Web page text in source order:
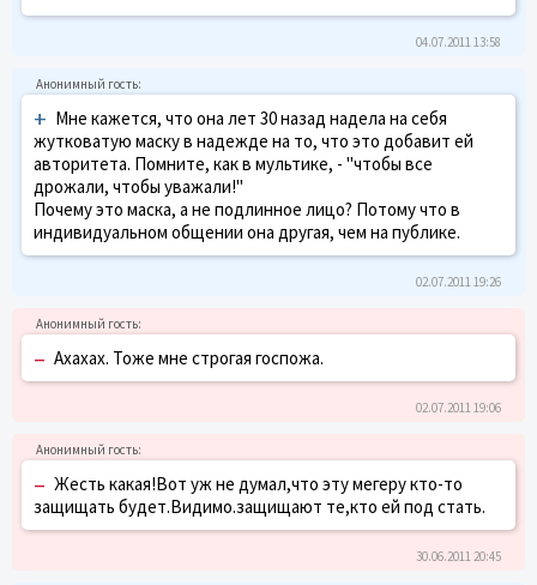
04.07.2011 13:58
+ Мне кажется, что она лет 30 назад надела на себя
жутковатую маску в надежде на то, что это добавит ей
авторитета. Помните, как в мультике, - "чтобы все
дрожали, чтобы уважали!"
Почему это маска, а не подлинное лицо? Потому что в
индивидуальном общении она другая, чем на публике.
02.07.2011 19:26
– Ахахах. Тоже мне строгая госпожа.
02.07.2011 19:06
– Жесть какая!Вот уж не думал,что эту мегеру кто-то
защищать будет.Видимо.защищают те,кто ей под стать.
30.06.2011 20:45